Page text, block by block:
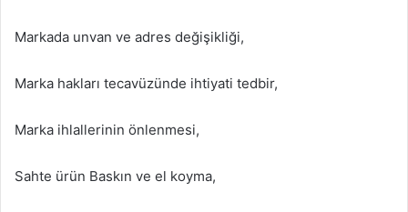
Markada unvan ve adres değişikliği,
Marka hakları tecavüzünde ihtiyati tedbir,
Marka ihlallerinin önlenmesi,
Sahte ürün Baskın ve el koyma,